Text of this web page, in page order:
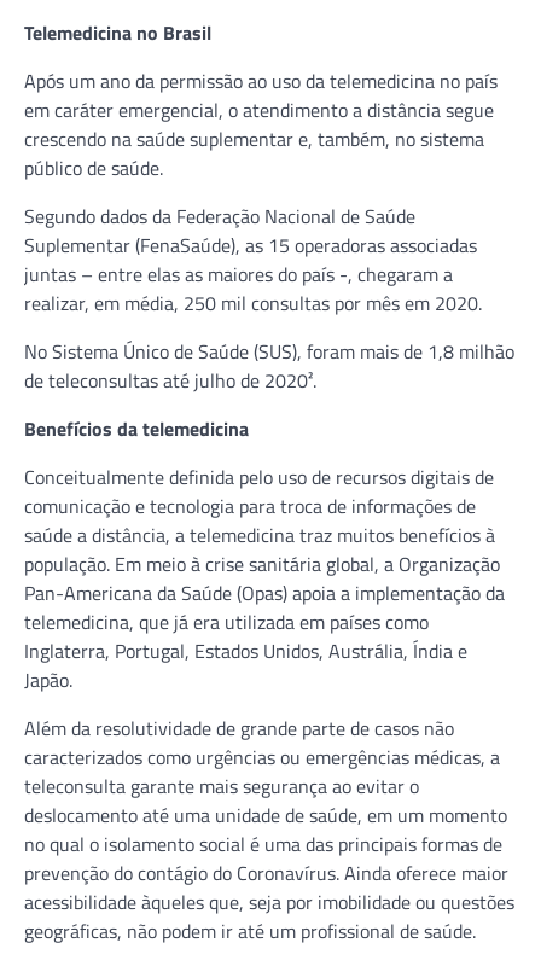
Telemedicina no Brasil
Após um ano da permissão ao uso da telemedicina no país
em caráter emergencial, o atendimento a distância segue
crescendo na saúde suplementar e, também, no sistema
público de saúde.
Segundo dados da Federação Nacional de Saúde
Suplementar (FenaSaúde), as 15 operadoras associadas
juntas – entre elas as maiores do país -, chegaram a
realizar, em média, 250 mil consultas por mês em 2020.
No Sistema Único de Saúde (SUS), foram mais de 1,8 milhão
de teleconsultas até julho de 2020².
Benefícios da telemedicina
Conceitualmente definida pelo uso de recursos digitais de
comunicação e tecnologia para troca de informações de
saúde a distância, a telemedicina traz muitos benefícios à
população. Em meio à crise sanitária global, a Organização
Pan-Americana da Saúde (Opas) apoia a implementação da
telemedicina, que já era utilizada em países como
Inglaterra, Portugal, Estados Unidos, Austrália, Índia e
Japão.
Além da resolutividade de grande parte de casos não
caracterizados como urgências ou emergências médicas, a
teleconsulta garante mais segurança ao evitar o
deslocamento até uma unidade de saúde, em um momento
no qual o isolamento social é uma das principais formas de
prevenção do contágio do Coronavírus. Ainda oferece maior
acessibilidade àqueles que, seja por imobilidade ou questões
geográficas, não podem ir até um profissional de saúde.